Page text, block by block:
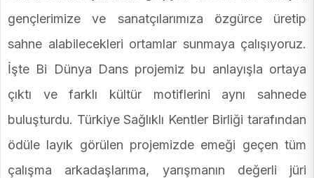
gençlerimize ve sanatçılarımıza özgürce üretip
sahne alabilecekleri ortamlar sunmaya çalışıyoruz.
İşte Bi Dünya Dans projemiz bu anlayışla ortaya
çıktı ve farklı kültür motiflerini aynı sahnede
buluşturdu. Türkiye Sağlıklı Kentler Birliği tarafından
ödüle layık görülen projemizde emeği geçen tüm
çalışma arkadaşlarıma, yarışmanın değerli jüri